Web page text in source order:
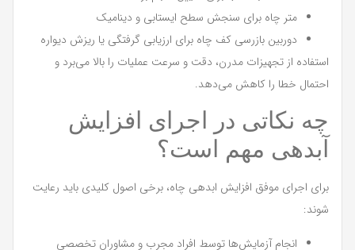
متر چاه برای سنجش سطح ایستابی و دینامیک
دوربین بازرسی کف چاه برای ارزیابی گرفتگی یا ریزش دیواره
استفاده از تجهیزات مدرن، دقت و سرعت عملیات را بالا می‌برد و
احتمال خطا را کاهش می‌دهد.
چه نکاتی در اجرای افزایش
آبدهی مهم است؟
برای اجرای موفق افزایش ابدهی چاه، برخی اصول کلیدی باید رعایت
شوند:
انجام آزمایش‌ها توسط افراد مجرب و مشاوران تخصصی